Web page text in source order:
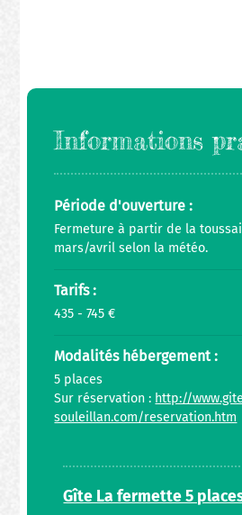
Informations
Période d'ouverture :
Fermeture à partir de la
mars/avril selon la météo.
Tarifs :
435 - 745 €
Modalités hébergement :
5 places
Sur réservation : http://
souleillan.com/reservation.htm
Gîte La fermette 5